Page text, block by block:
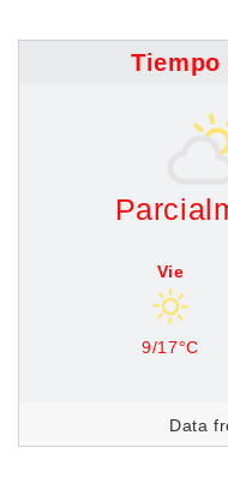
Tiempo
Vie
9/17°C
Data